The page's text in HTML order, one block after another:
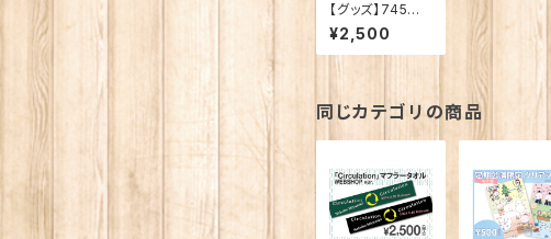
【グッズ】745チャ
ンネルマルシェ
バッグ
¥2,500
同じカテゴリの商品